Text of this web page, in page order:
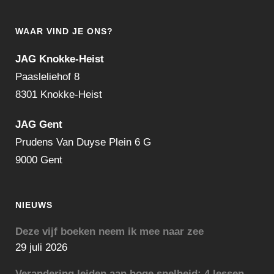
WAAR VIND JE ONS?
JAG Knokke-Heist
Paasleliehof 8
8301 Knokke-Heist
JAG Gent
Prudens Van Duyse Plein 6 G
9000 Gent
NIEUWS
Deze vijf boeken neem ik mee naar zee
29 juli 2026